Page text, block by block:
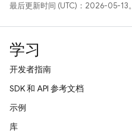
最后更新时间 (UTC)：2026-05-13。
学习
开发者指南
SDK 和 API 参考文档
示例
库